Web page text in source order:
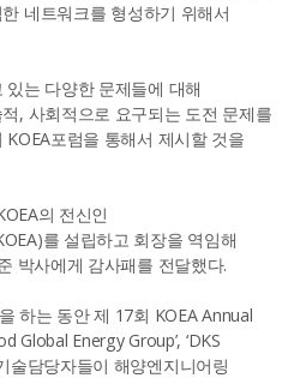
네트워크를 형성하기 위해서
는 다양한 문제들에 대해
, 사회적으로 요구되는 도전 문제를
포럼을 통해서 제시할 것을
의 전신인
를 설립하고 회장을 역임해
박사에게 감사패를 전달했다.
하는 동안 제 17회 KOEA Annual
Global Energy Group’, ‘DKS
술담당자들이 해양엔지니어링